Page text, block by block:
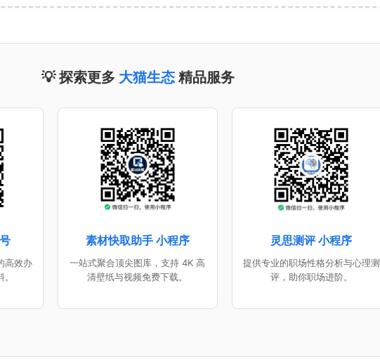
💡 探索更多 大猫生态精品服务
高效办
素材快取助手 小程序
一站式聚合顶尖图库，支持 4K 高
清壁纸与视频免费下载。
灵思测评 小程序
提供专业的职场性格分析与心理测
评，助你职场进阶。